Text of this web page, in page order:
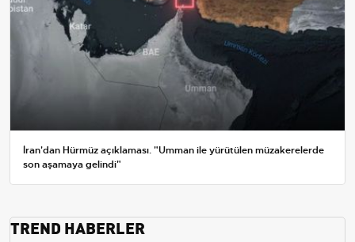
İran'dan Hürmüz açıklaması. "Umman ile yürütülen müzakerelerde
son aşamaya gelindi"
TREND HABERLER